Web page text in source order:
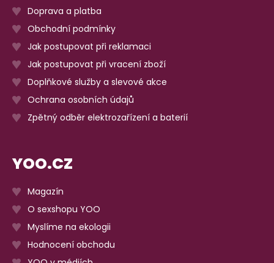
Doprava a platba
Obchodní podmínky
Jak postupovat při reklamaci
Jak postupovat při vracení zboží
Doplňkové služby a slevové akce
Ochrana osobních údajů
Zpětný odběr elektrozařízení a baterií
YOO.CZ
Magazín
O sexshopu YOO
Myslíme na ekologii
Hodnocení obchodu